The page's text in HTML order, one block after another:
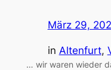
März 29,
in Altenfurt,
… wir waren wieder